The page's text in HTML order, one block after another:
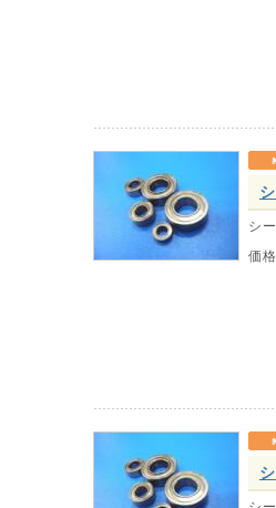
シ
価格